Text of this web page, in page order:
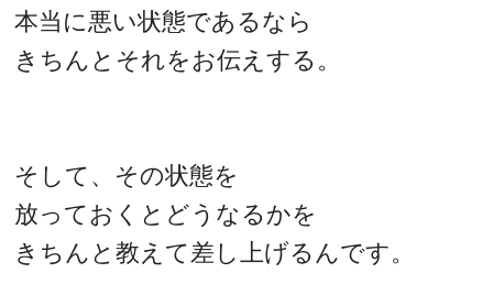
本当に悪い状態であるなら
きちんとそれをお伝えする。
そして、その状態を
放っておくとどうなるかを
きちんと教えて差し上げるんです。